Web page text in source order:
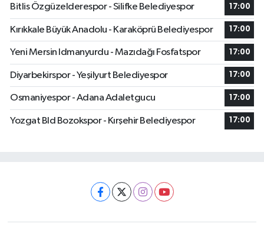
Bitlis Özgüzelderespor - Silifke Belediyespor 17:00
Kırıkkale Büyük Anadolu - Karaköprü Belediyespor 17:00
Yeni Mersin Idmanyurdu - Mazıdağı Fosfatspor 17:00
Diyarbekirspor - Yeşilyurt Belediyespor 17:00
Osmaniyespor - Adana Adaletgucu 17:00
Yozgat Bld Bozokspor - Kırşehir Belediyespor 17:00